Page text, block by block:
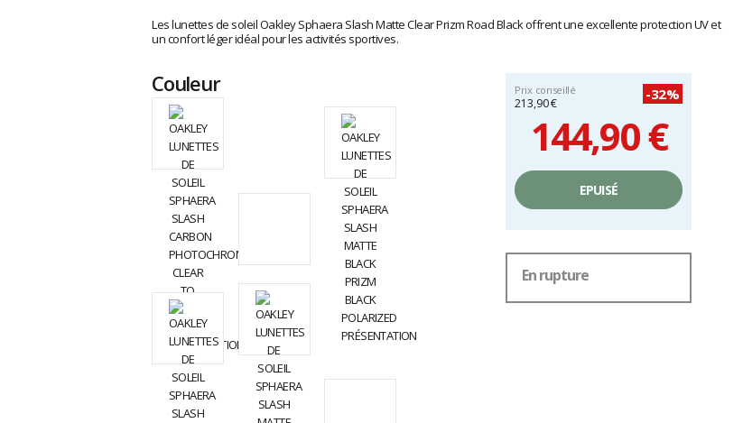
avis
clients
Les lunettes de soleil Oakley Sphaera Slash Matte Clear Prizm Road Black offrent une excellente protection UV et
un confort léger idéal pour les activités sportives.
Couleur Prix conseillé
213,90 €
-32%
144,90 €
Prix
unitaire,
hors
frais
EPUISÉ
En rupture